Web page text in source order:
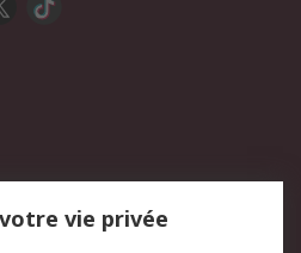
2.500 marques
vie privée